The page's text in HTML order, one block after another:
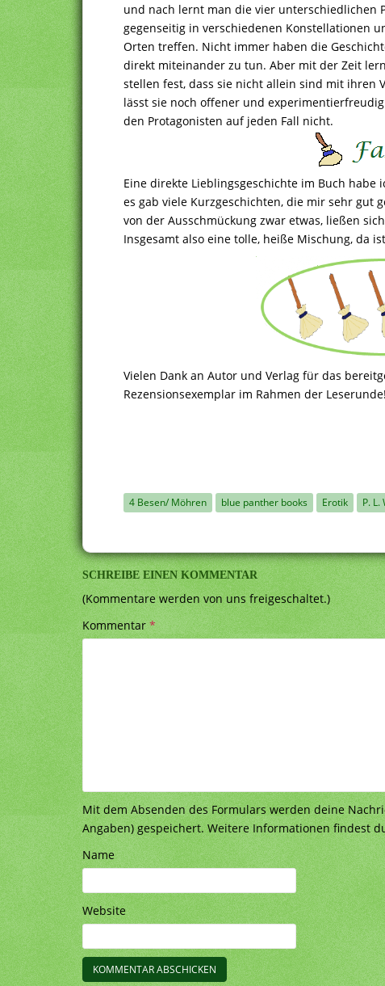
und nach lernt man die vier unterschiedlichen
gegenseitig in verschiedenen Konstellationen
Orten treffen. Nicht immer haben die
direkt miteinander zu tun. Aber mit der Zeit
stellen fest, dass sie nicht allein sind mit ihren
lässt sie noch offener und
den Protagonisten auf jeden Fall nicht.
Eine direkte Lieblingsgeschichte im Buch habe
es gab viele Kurzgeschichten, die mir sehr gut
von der Ausschmückung zwar etwas, ließen
Insgesamt also eine tolle, heiße Mischung, da
Vielen Dank an Autor und Verlag für das
Rezensionsexemplar im Rahmen der Leserunde!
4 Besen/ Möhren blue panther books Erotik P.
SCHREIBE EINEN KOMMENTAR
(Kommentare werden von uns freigeschaltet.)
Kommentar*
Mit dem Absenden des Formulars werden deine
Angaben) gespeichert. Weitere Informationen findest
Name
Website